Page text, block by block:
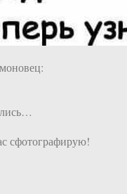
сфотографирую!